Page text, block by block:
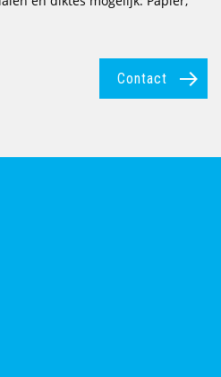
Contact